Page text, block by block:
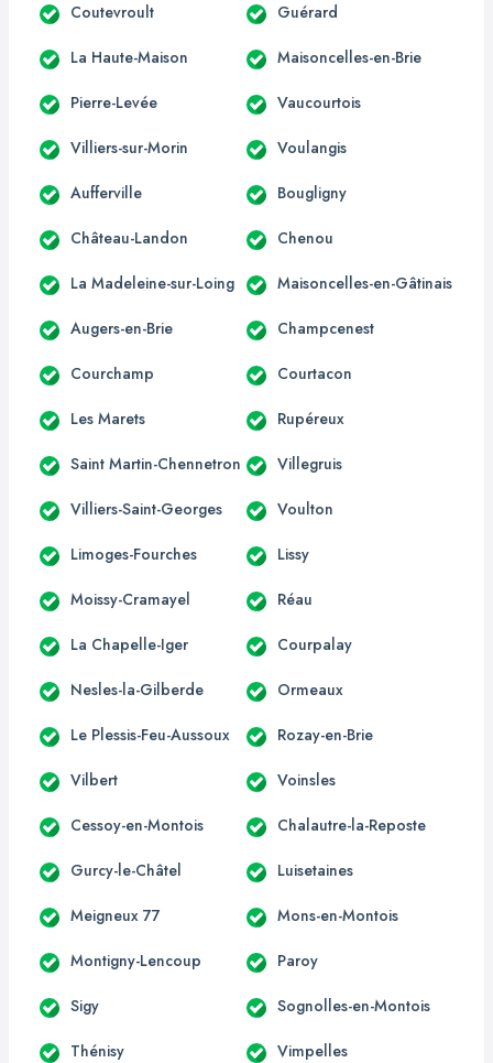
Coutevroult Guérard
La Haute-Maison Maisoncelles-en-Brie
Pierre-Levée Vaucourtois
Villiers-sur-Morin Voulangis
Aufferville Bougligny
Château-Landon Chenou
La Madeleine-sur-Loing Maisoncelles-en-Gâtinais
Augers-en-Brie Champcenest
Courchamp Courtacon
Les Marets Rupéreux
Saint Martin-Chennetron Villegruis
Villiers-Saint-Georges Voulton
Limoges-Fourches Lissy
Moissy-Cramayel Réau
La Chapelle-Iger Courpalay
Nesles-la-Gilberde Ormeaux
Le Plessis-Feu-Aussoux Rozay-en-Brie
Vilbert Voinsles
Cessoy-en-Montois Chalautre-la-Reposte
Gurcy-le-Châtel Luisetaines
Meigneux 77 Mons-en-Montois
Montigny-Lencoup Paroy
Sigy Sognolles-en-Montois
Thénisy Vimpelles